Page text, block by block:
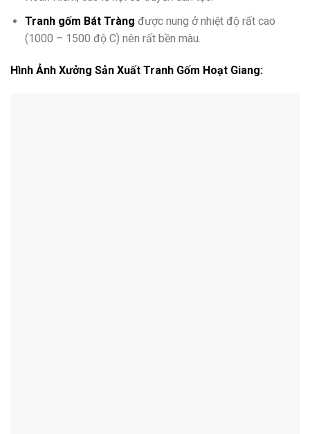
Tranh gốm Bát Tràng được nung ở nhiệt độ rất cao
(1000 – 1500 độ C) nên rất bền màu.
Hình Ảnh Xưởng Sản Xuất Tranh Gốm Hoạt Giang: